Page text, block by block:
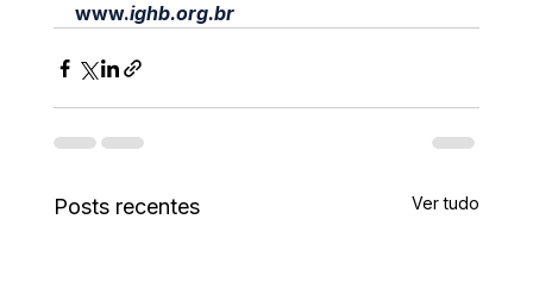
www.ighb.org.br
Posts recentes Ver tudo